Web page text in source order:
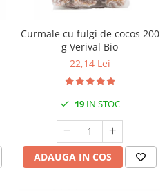
Curmale cu fulgi de cocos 200
g Verival Bio
22,14 Lei
19IN STOC
ADAUGA IN COS